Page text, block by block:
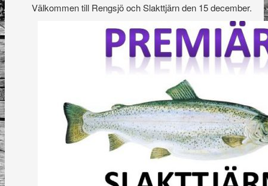
Välkommen till Rengsjö och Slakttjärn den 15 december.